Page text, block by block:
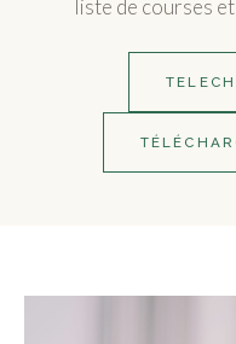
liste de courses